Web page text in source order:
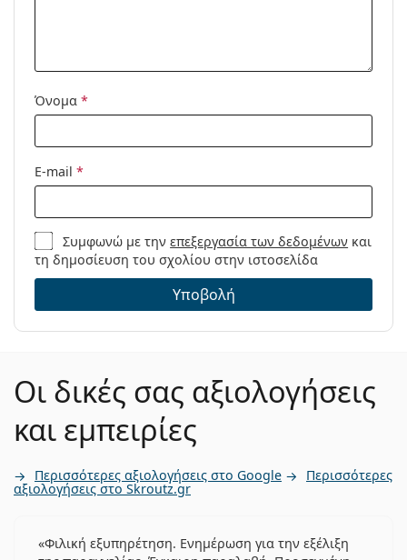
καθαρισμού:
Άλλα
Μάρκα:
M Missoni
Προϊόντος /
Μοντέλο:
MMI 0068 C9A 19 48
Όνομα *
E-mail *
Συμφωνώ με τηνεπεξεργασία των δεδομένων και
τη δημοσίευση του σχολίου στην ιστοσελίδα
Υποβολή
Οι δικές σας αξιολογήσεις
και εμπειρίες
Περισσότερες αξιολογήσεις στο Google Περισσότερες
αξιολογήσεις στο Skroutz.gr
Φιλική εξυπηρέτηση. Ενημέρωση για την εξέλιξη